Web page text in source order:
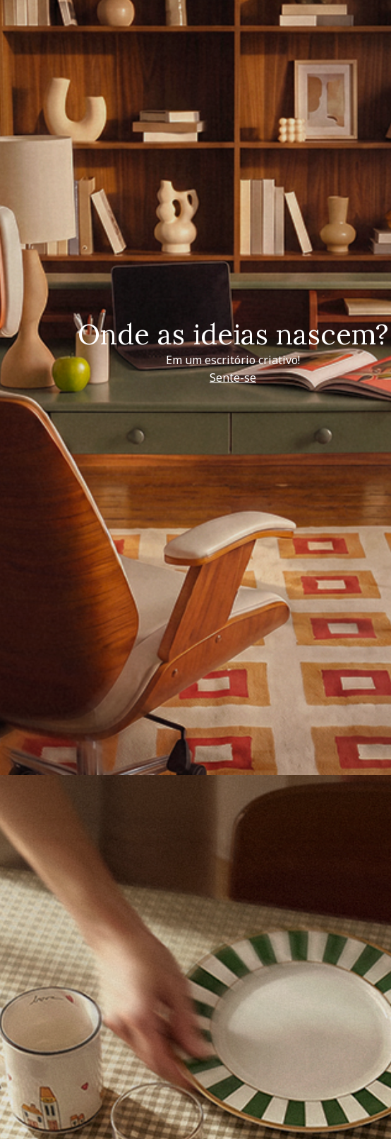
Onde as ideias nascem?
Em um escritório criativo!
Sente-se